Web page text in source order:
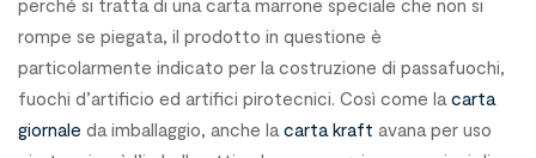
perché si tratta di una carta marrone speciale che non si
rompe se piegata, il prodotto in questione è
particolarmente indicato per la costruzione di passafuochi,
fuochi d’artificio ed artifici pirotecnici. Così come la carta
giornale da imballaggio, anche la carta kraft avana per uso